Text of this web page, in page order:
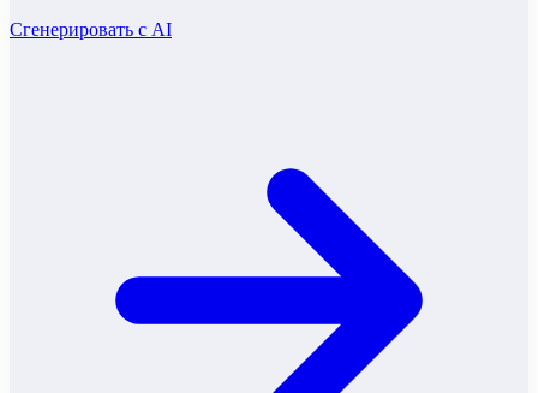
Сгенерировать с AI